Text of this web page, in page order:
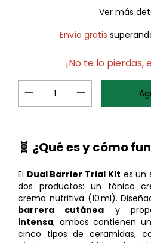
Ver más
Envío gratis
¡No te lo pierdas,
🧬 ¿Qué es y cómo
El Dual Barrier Trial Kit es un
dos productos: un tónico
crema nutritiva (10 ml).
barrera cutánea y
intensa, ambos contienen
cinco tipos de ceramidas,